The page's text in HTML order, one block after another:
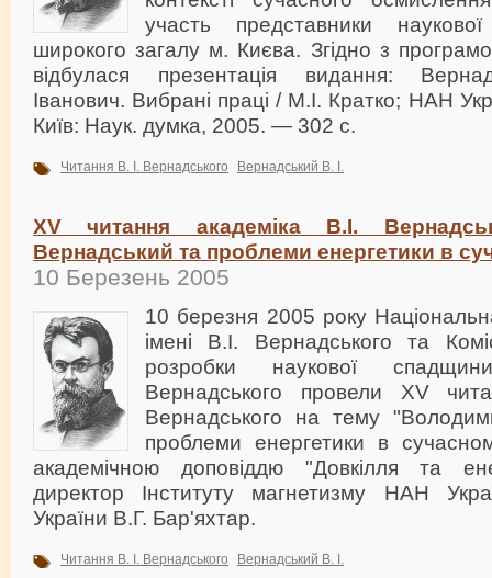
участь представники
широкого загалу м. Києва. Згідно з
відбулася презентація видання:
Іванович. Вибрані праці / М.І. Кратко; НАН
Київ: Наук. думка, 2005. — 302 с.
Читання В. І. Вернадського Вернадський В. І.
XV читання академіка В.І.
Вернадський та проблеми енергетики в
10 Березень 2005
10 березня 2005 року
імені В.І. Вернадського та
розробки наукової
Вернадського провели XV
Вернадського на тему
проблеми енергетики в
академічною доповіддю "Довкілля та
директор Інституту магнетизму НАН
України В.Г. Бар'яхтар.
Читання В. І. Вернадського Вернадський В. І.